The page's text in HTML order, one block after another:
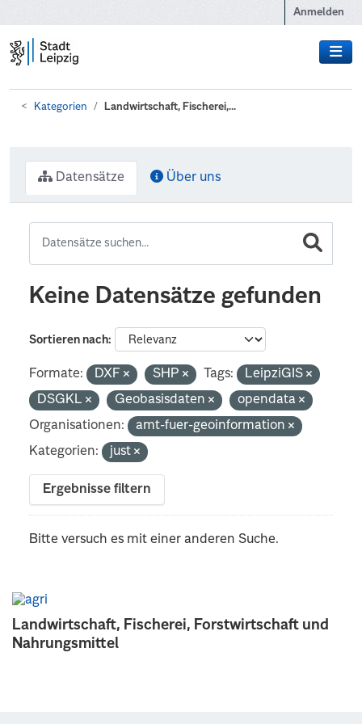
Anmelden
Kategorien Landwirtschaft, Fischerei,...
Landwirtschaft, Fischerei, Forstwirtschaft und
Nahrungsmittel
Datensätze Über uns
Keine Datensätze gefunden
Sortieren nach
Formate: DXF SHP Tags:
LeipziGIS
DSGKL
Geobasisdaten
opendata
Organisationen:
amt-fuer-geoinformation
Kategorien:
just
Ergebnisse filtern
Bitte versuch es mit einer anderen Suche.